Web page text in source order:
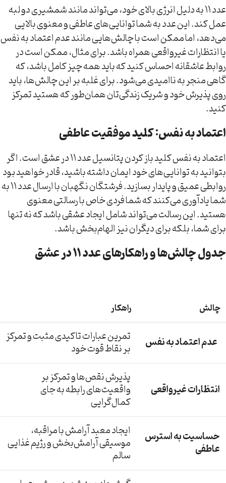
عدد ۱۱ به دلیل انرژی بالای خود، می‌تواند مانند شمشیری دو لبه
عمل کند. این عدد به شما توانایی‌های عاطفی و معنوی بالایی
می‌دهد، اما ممکن است با چالش‌هایی مانند عدم اعتماد به نفس
یا انتظارات غیرواقعی همراه باشد. برای مثال، ممکن است در
روابط عاشقانه احساس کنید که باید همه چیز کامل باشد، که
گاهی منجر به ناامیدی می‌شود. برای غلبه بر این چالش‌ها، باید
روی پذیرش خود و شریک زندگی‌تان همان‌طور که هستید تمرکز
کنید.
اعتماد به نفس: کلید موفقیت عاطفی
اعتماد به نفس کلید باز کردن پتانسیل عدد ۱۱ در عشق است. اگر
بتوانید به توانایی‌های خود ایمان داشته باشید، قادر خواهید بود
روابطی عمیق و پایدار بسازید. فرشتگان نگهبان با ارسال عدد ۱۱ به
شما یادآوری می‌کنند که شما فردی خاص با رسالتی معنوی
هستید. این رسالت می‌تواند شامل ایجاد عشقی باشد که نه تنها
برای شما، بلکه برای دیگران نیز الهام‌بخش باشد.
جدول چالش‌ها و راهکارهای عدد ۱۱ در عشق
چالش راهکار
عدم اعتماد به نفس تمرین عبارات تاکیدی مثبت و تمرکز
بر نقاط قوت خود
انتظارات غیرواقعی
پذیرش نقص‌ها و تمرکز بر
واقعیت‌های رابطه به جای
کمال‌گرایی
حساسیت به استرس
عاطفی
ایجاد معبد آرامش با مراقبه،
موسیقی آرامش‌بخش و رژیم غذایی
سالم